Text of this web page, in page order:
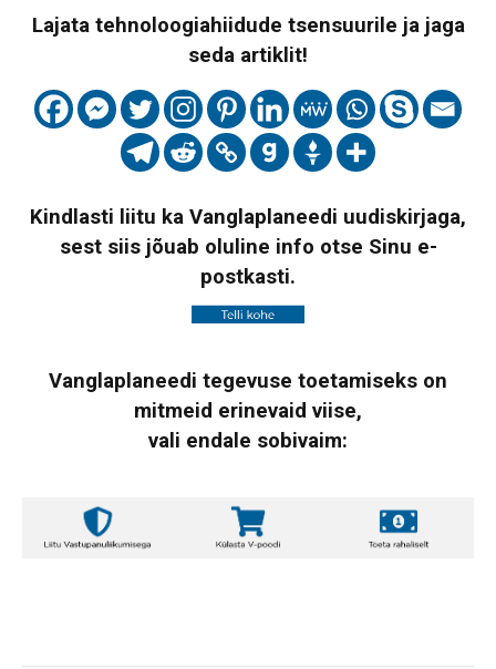
Lajata tehnoloogiahiidude tsensuurile ja jaga
seda artiklit!
Kindlasti liitu ka Vanglaplaneedi uudiskirjaga,
sest siis jõuab oluline info otse Sinu e-
postkasti.
Vanglaplaneedi tegevuse toetamiseks on
mitmeid erinevaid viise,
vali endale sobivaim: